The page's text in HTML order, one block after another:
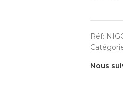
Réf:
Nous